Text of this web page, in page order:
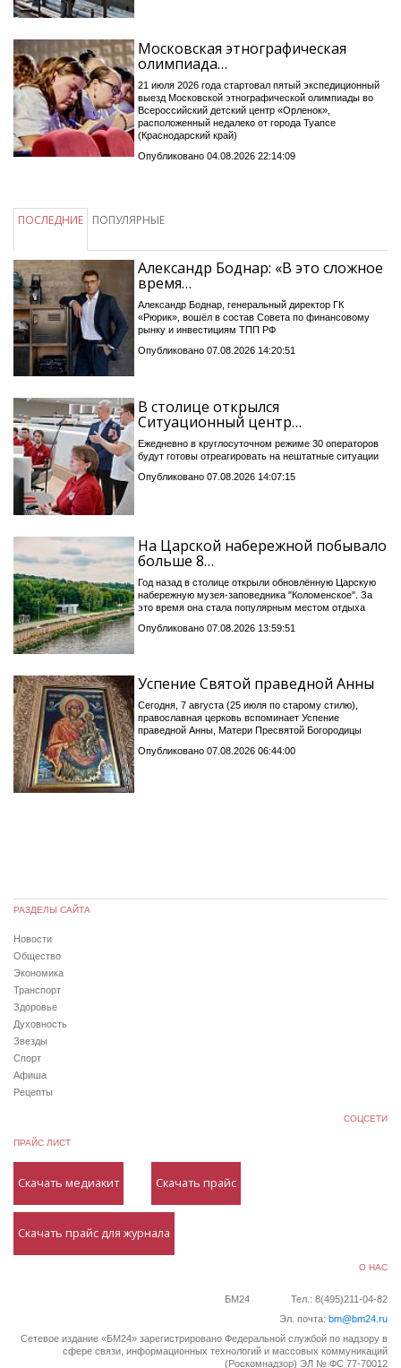
Московская этнографическая
олимпиада…
21 июля 2026 года стартовал пятый экспедиционный
выезд Московской этнографической олимпиады во
Всероссийский детский центр «Орленок»,
расположенный недалеко от города Туапсе
(Краснодарский край)
Опубликовано 04.08.2026 22:14:09
ПОСЛЕДНИЕ ПОПУЛЯРНЫЕ
Александр Боднар: «В это сложное
время…
Александр Боднар, генеральный директор ГК
«Рюрик», вошёл в состав Совета по финансовому
рынку и инвестициям ТПП РФ
Опубликовано 07.08.2026 14:20:51
В столице открылся
Ситуационный центр…
Ежедневно в круглосуточном режиме 30 операторов
будут готовы отреагировать на нештатные ситуации
Опубликовано 07.08.2026 14:07:15
На Царской набережной побывало
больше 8…
Год назад в столице открыли обновлённую Царскую
набережную музея-заповедника "Коломенское". За
это время она стала популярным местом отдыха
Опубликовано 07.08.2026 13:59:51
Успение Святой праведной Анны
Сегодня, 7 августа (25 июля по старому стилю),
православная церковь вспоминает Успение
праведной Анны, Матери Пресвятой Богородицы
Опубликовано 07.08.2026 06:44:00
РАЗДЕЛЫ САЙТА
Новости
Общество
Экономика
Транспорт
Здоровье
Духовность
Звезды
Спорт
Афиша
Рецепты
СОЦСЕТИ
ПРАЙС ЛИСТ
Скачать медиакит Скачать прайс
Скачать прайс для журнала
О НАС
БМ24
Тел.: 8(495)211-04-82
Эл. почта: bm@bm24.ru
Сетевое издание «БМ24» зарегистрировано Федеральной службой по надзору в
сфере связи, информационных технологий и массовых коммуникаций
(Роскомнадзор) ЭЛ № ФС 77-70012